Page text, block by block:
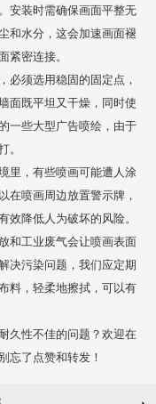
装时需确保画面平整无
和水分，这会加速画面褪
紧密连接。
须选用稳固的固定点，
面既平坦又干燥，同时使
一些大型广告喷绘，由于
。
，有些喷画可能遭人涂
在喷画周边放置警示牌，
效降低人为破坏的风险。
工业废气会让喷画表面
决污染问题，我们应定期
料，轻柔地擦拭，可以有
性不佳的问题？欢迎在
忘了点赞和转发！